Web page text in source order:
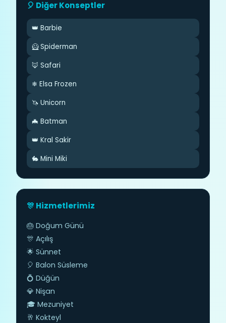
🎈 Diğer Konseptler
👑 Barbie
🦸 Spiderman
🦊 Safari
❄ Elsa Frozen
🦄 Unicorn
🦇 Batman
👑 Kral Sakir
🐇 Mini Miki
🎊 Hizmetlerimiz
🎂 Doğum Günü
🎊 Açılış
🌟 Sünnet
🎈 Balon Süsleme
💍 Düğün
💎 Nişan
🎓 Mezuniyet
🥂 Kokteyl